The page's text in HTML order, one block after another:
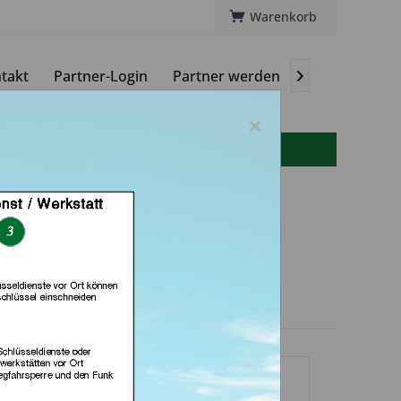
Warenkorb
Partner-Login Partner werden 
(in Bremen)
×